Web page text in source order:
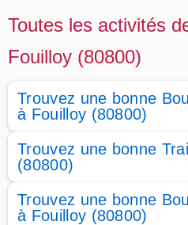
Toutes les activités
Fouilloy (80800)
Trouvez une bonne
à Fouilloy (80800)
Trouvez une bonne
(80800)
Trouvez une bonne
à Fouilloy (80800)